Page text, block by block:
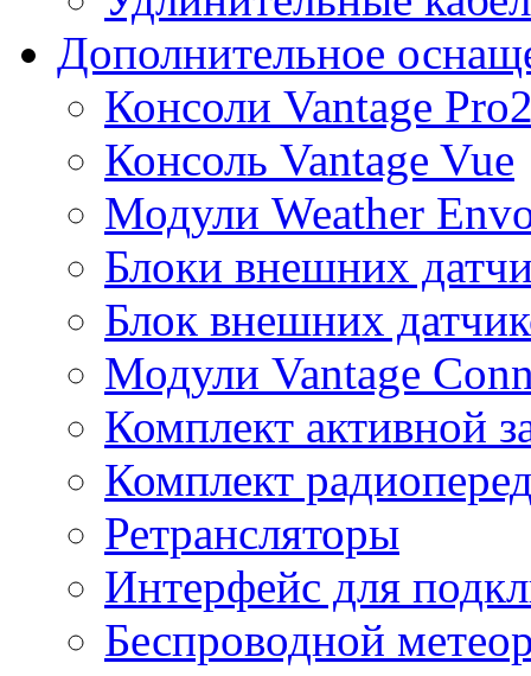
Дополнительное
Консоли Vantage
Консоль Vantage Vue
Модули Weather
Блоки внешних
Блок внешних
Модули Vantage
Комплект активной
Комплект
Ретрансляторы
Интерфейс для
Беспроводной